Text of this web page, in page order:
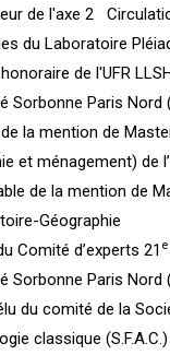
de l'axe 2
du Laboratoire
de l'UFR
Sorbonne Paris Nord
la mention de
et ménagement) de
de la mention de
Géographie
Comité d’experts 21 e
Sorbonne Paris Nord
du comité de la
classique